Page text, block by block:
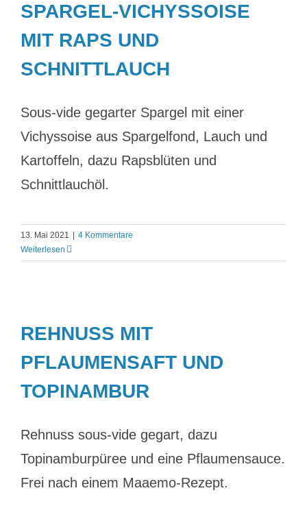
SPARGEL-VICHYSSOISE
MIT RAPS UND
SCHNITTLAUCH
Sous-vide gegarter Spargel mit einer
Vichyssoise aus Spargelfond, Lauch und
Kartoffeln, dazu Rapsblüten und
Schnittlauchöl.
13. Mai 2021
4 Kommentare
Weiterlesen
REHNUSS MIT
PFLAUMENSAFT UND
TOPINAMBUR
Rehnuss sous-vide gegart, dazu
Topinamburpüree und eine Pflaumensauce.
Frei nach einem Maaemo-Rezept.